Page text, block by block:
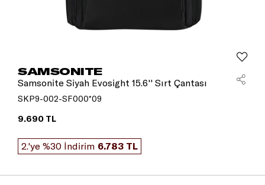
SAMSONITE
Samsonite Siyah Evosight 15.6'' Sırt Çantası
SKP9-002-SF000*09
9.690 TL
2.'ye %30 İndirim 6.783 TL